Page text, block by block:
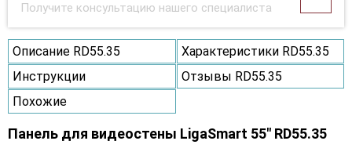
Получите консультацию нашего специалиста
Описание RD55.35
Характеристики RD55.35
Инструкции
Отзывы RD55.35
Похожие
Панель для видеостены LigaSmart 55" RD55.35